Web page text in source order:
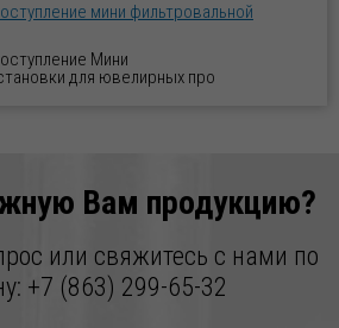
мини фильтровальной
Мини
для ювелирных про
и все необходимые реагенты
необходимые реагенты «под к
04.02.2026
Вам продукцию?
или свяжитесь с нами по
+7 (863) 299-65-32